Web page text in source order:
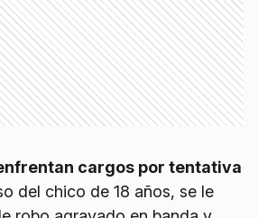
cargos por tentativa
del chico de 18 años, se le